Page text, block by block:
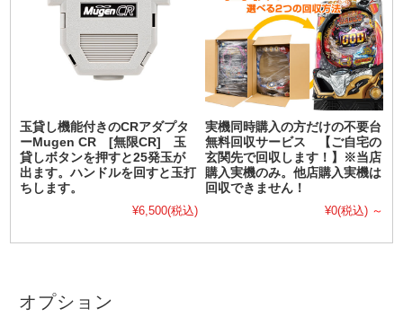
玉貸し機能付きのCRアダプタ
ーMugen CR [無限CR] 玉
貸しボタンを押すと25発玉が
出ます。ハンドルを回すと玉打
ちします。
¥6,500(税込)
実機同時購入の方だけの不要台
無料回収サービス 【ご自宅の
玄関先で回収します！】※当店
購入実機のみ。他店購入実機は
回収できません！
¥0(税込) ～
オプション